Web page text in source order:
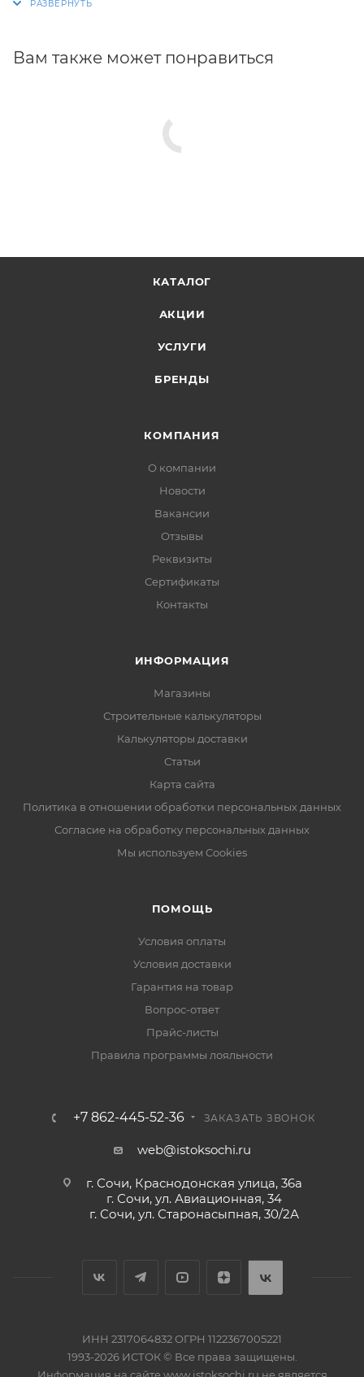
Вам также может понравиться
КАТАЛОГ
АКЦИИ
УСЛУГИ
БРЕНДЫ
КОМПАНИЯ
О компании
Новости
Вакансии
Отзывы
Реквизиты
Сертификаты
Контакты
ИНФОРМАЦИЯ
Магазины
Строительные калькуляторы
Калькуляторы доставки
Статьи
Карта сайта
Политика в отношении обработки персональных данных
Согласие на обработку персональных данных
Мы используем Cookies
ПОМОЩЬ
Условия оплаты
Условия доставки
Гарантия на товар
Вопрос-ответ
Прайс-листы
Правила программы лояльности
+7 862-445-52-36 ЗАКАЗАТЬ ЗВОНОК
web@istoksochi.ru
г. Сочи, Краснодонская улица, 36а
г. Сочи, ул. Авиационная, 34
г. Сочи, ул. Старонасыпная, 30/2А
ИНН 2317064832 ОГРН 1122367005221
1993-2026 ИСТОК © Все права защищены.